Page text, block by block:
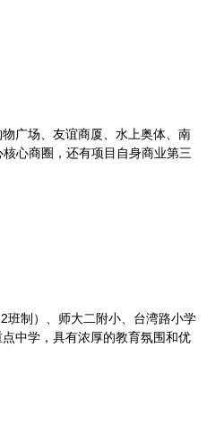
广场、友谊商厦、水上奥体、南
心商圈，还有项目自身商业第三
班制）、师大二附小、台湾路小学
中学，具有浓厚的教育氛围和优